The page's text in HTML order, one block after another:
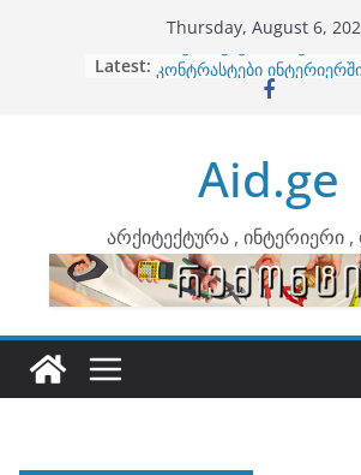
Thursday, August 6,
Latest: ბინების გაერთიანება
კონტრასტები ინტერიერში
ინტერიერის დიზიანი
არტემიდი წარმოგიდგენთ
Aid.ge
არქიტექტურა , ინტერიერი ,